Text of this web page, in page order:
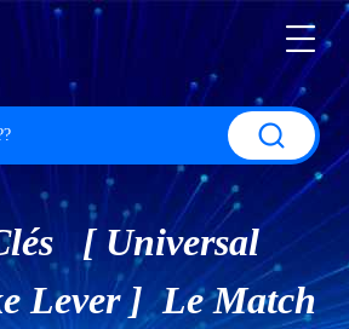
[ Universal
Lever ] Le Match